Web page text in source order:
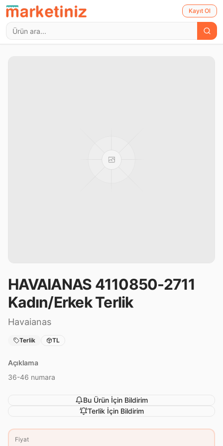
Kayıt Ol
HAVAIANAS 4110850-2711
Kadın/Erkek Terlik
Havaianas
Terlik TL
Açıklama
36-46 numara
Bu Ürün İçin Bildirim
Terlik İçin Bildirim
Fiyat